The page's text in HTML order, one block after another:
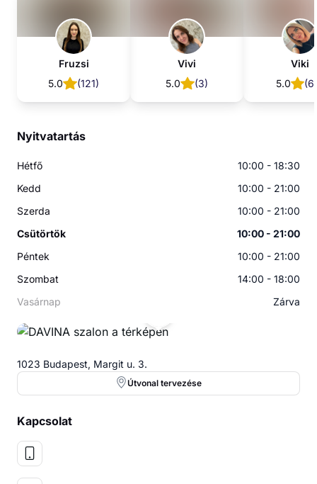
Fruzsi
5.0
(121)
Vivi
5.0
(3)
Viki
5.0
(
Nyitvatartás
Hétfő
10:00 - 18:30
Kedd
10:00 - 21:00
Szerda
10:00 - 21:00
Csütörtök
10:00 - 21:00
Péntek
10:00 - 21:00
Szombat
14:00 - 18:00
Vasárnap
Zárva
1023 Budapest, Margit u. 3.
Útvonal tervezése
Kapcsolat